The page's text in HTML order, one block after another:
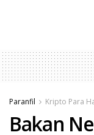
Paranfil Kripto Para
Bakan